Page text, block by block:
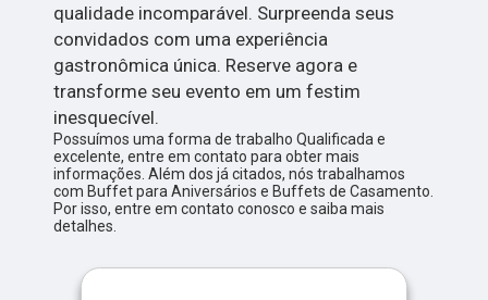
qualidade incomparável. Surpreenda seus
convidados com uma experiência
gastronômica única. Reserve agora e
transforme seu evento em um festim
inesquecível.
Possuímos uma forma de trabalho Qualificada e
excelente, entre em contato para obter mais
informações. Além dos já citados, nós trabalhamos
com Buffet para Aniversários e Buffets de Casamento.
Por isso, entre em contato conosco e saiba mais
detalhes.